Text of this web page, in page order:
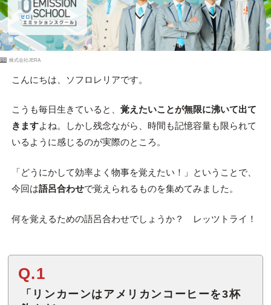
PR 株式会社JERA
こんにちは、ソフロレリアです。
こうも毎日生きていると、 覚えたいことが無限に沸いて出て
きますよね。しかし残念ながら、時間も記憶容量も限られて
いるように感じるのが実際のところ。
「どうにかして効率よく物事を覚えたい！」ということで、
今回は語呂合わせで覚えられるものを集めてみました。
何を覚えるための語呂合わせでしょうか？ レッツトライ！
Q.1
「リンカーンはアメリカンコーヒーを3杯